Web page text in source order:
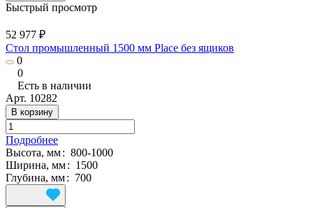
Быстрый просмотр
52 977 ₽
Стол промышленный 1500 мм Place без ящиков
0
0
Есть в наличии
Арт. 10282
В корзину
Подробнее
Высота, мм: 800-1000
Ширина, мм: 1500
Глубина, мм: 700